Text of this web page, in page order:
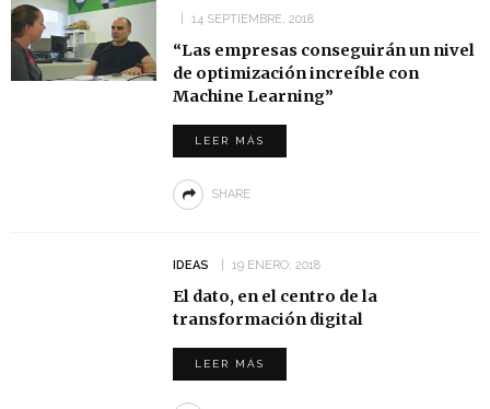
14 SEPTIEMBRE, 2018
“Las empresas conseguirán un nivel
de optimización increíble con
Machine Learning”
LEER MÁS
SHARE
IDEAS 19 ENERO, 2018
El dato, en el centro de la
transformación digital
LEER MÁS